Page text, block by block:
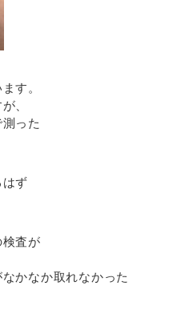
す。
、
った
ず
査が
かなか取れなかった